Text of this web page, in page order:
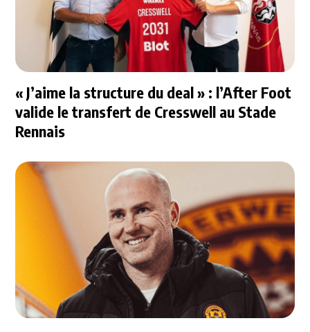
« J’aime la structure du deal » : l’After Foot
valide le transfert de Cresswell au Stade
Rennais